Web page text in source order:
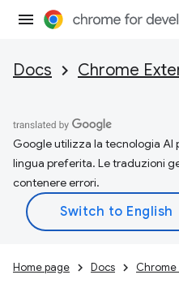
Docs Chrome
Google utilizza la tecnologia AI
lingua preferita. Le traduzioni
contenere errori.
Home page Docs Chrome